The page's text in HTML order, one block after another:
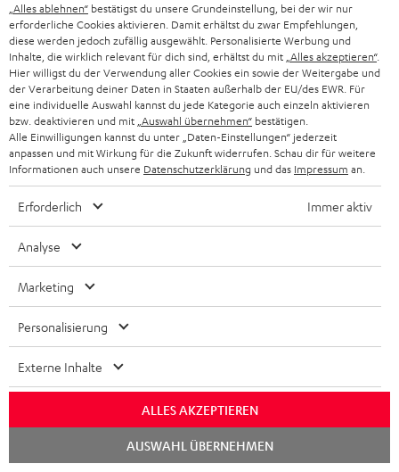
High-Speed HDMI® Kabel
Highspeed HDMI-Kabel
16,99€
Weiteres Zubehör
„Alles ablehnen“ bestätigst du unsere Grundeinstellung, bei der wir nur
erforderliche Cookies aktivieren. Damit erhältst du zwar Empfehlungen,
diese werden jedoch zufällig ausgewählt. Personalisierte Werbung und
Inhalte, die wirklich relevant für dich sind, erhältst du mit „Alles akzeptieren“.
Hier willigst du der Verwendung aller Cookies ein sowie der Weitergabe und
der Verarbeitung deiner Daten in Staaten außerhalb der EU/des EWR. Für
eine individuelle Auswahl kannst du jede Kategorie auch einzeln aktivieren
bzw. deaktivieren und mit „Auswahl übernehmen“ bestätigen.
Alle Einwilligungen kannst du unter „Daten-Einstellungen“ jederzeit
anpassen und mit Wirkung für die Zukunft widerrufen. Schau dir für weitere
Informationen auch unsere Datenschutzerklärung und das Impressum an.
Erforderlich Immer aktiv
Analyse
Marketing
Personalisierung
Externe Inhalte
ALLES AKZEPTIEREN
AUSWAHL ÜBERNEHMEN